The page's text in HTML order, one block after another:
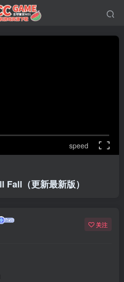
speed
（更新最新版）
关注